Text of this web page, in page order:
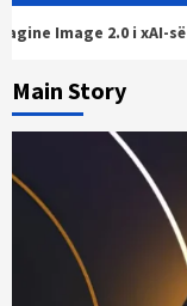
së renditet
Main Story